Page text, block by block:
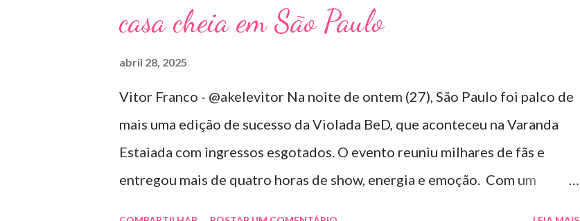
casa cheia em São Paulo
abril 28, 2025
Vitor Franco - @akelevitor Na noite de ontem (27), São Paulo foi palco de
mais uma edição de sucesso da Violada BeD, que aconteceu na Varanda
Estaiada com ingressos esgotados. O evento reuniu milhares de fãs e
entregou mais de quatro horas de show, energia e emoção. Com um